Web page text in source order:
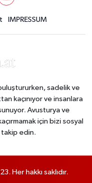
IMPRESSUM
sadelik ve
kaçınıyor ve insanlara
Avusturya ve
için bizi sosyal
takip edin.
Her hakkı saklıdır.